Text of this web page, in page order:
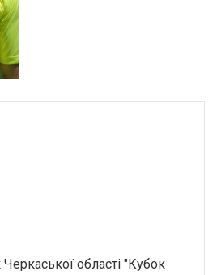
Черкаської області "Кубок